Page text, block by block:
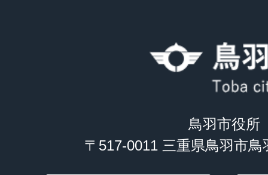
鳥羽市役所
〒517-0011 三重県鳥羽市